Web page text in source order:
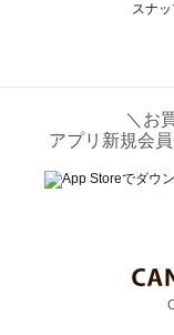
スナ
＼お
アプリ新規会